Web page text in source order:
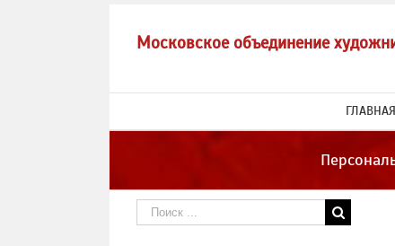
Московское объединение
ГЛАВНАЯ
Результат
поиска: